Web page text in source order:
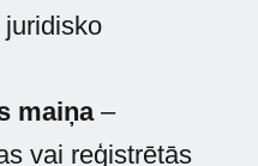
maiņa–
vai reģistrētās